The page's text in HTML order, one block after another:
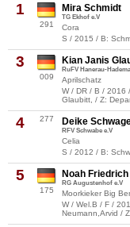
1
291
Mira Schmidt
TG Ekhof e.V
Cora
S / 2015 / B:
3
009
Kian Janis
RuFV Hanerau-
Aprilschatz
W / DR / B / 2016
Glaubitt, / Z:
4 277 Deike
RFV Schwabe e.V
Celia
S / 2012 / B:
5
175
Noah
RG Augustenhof e.V
Moorkieker Big
W / Wel.B / F /
Neumann,Arvid /